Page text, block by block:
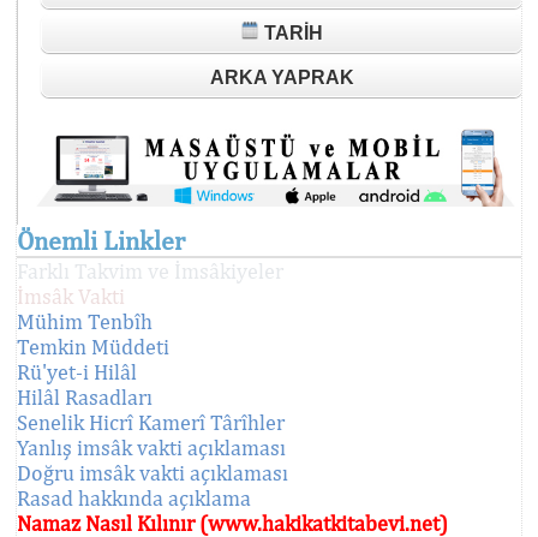
TARIH
ARKA YAPRAK
Önemli Linkler
Farklı Takvim ve İmsâkiyeler
İmsâk Vakti
Mühim Tenbîh
Temkin Müddeti
Rü'yet-i Hilâl
Hilâl Rasadları
Senelik Hicrî Kamerî Târîhler
Yanlış imsâk vakti açıklaması
Doğru imsâk vakti açıklaması
Rasad hakkında açıklama
Namaz Nasıl Kılınır (www.hakikatkitabevi.net)